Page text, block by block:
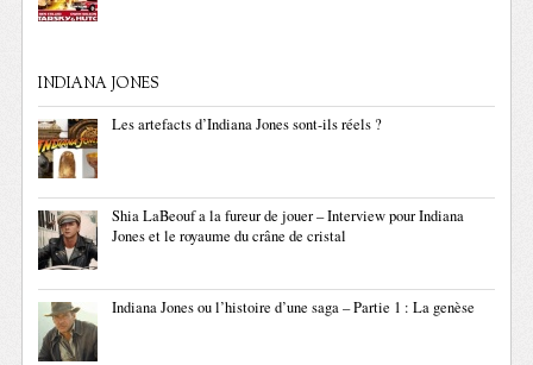
INDIANA JONES
Les artefacts d’Indiana Jones sont-ils réels ?
Shia LaBeouf a la fureur de jouer – Interview pour Indiana
Jones et le royaume du crâne de cristal
Indiana Jones ou l’histoire d’une saga – Partie 1 : La genèse